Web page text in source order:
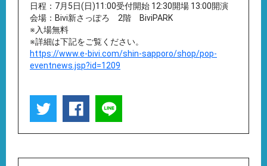
日程：7月5日(日)11:00受付開始 12:30開場 13:00開演
会場：Bivi新さっぽろ 2階 BiviPARK
※入場無料
※詳細は下記をご覧ください。
https://www.e-bivi.com/shin-sapporo/shop/pop-
eventnews.jsp?id=1209